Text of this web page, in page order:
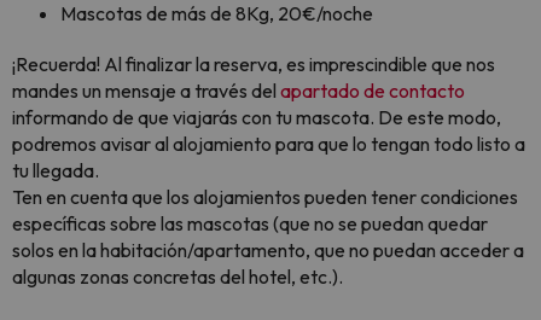
Mascotas de más de 8Kg, 20€/noche
¡Recuerda! Al finalizar la reserva, es imprescindible que nos
mandes un mensaje a través del apartado de contacto
informando de que viajarás con tu mascota. De este modo,
podremos avisar al alojamiento para que lo tengan todo listo a
tu llegada.
Ten en cuenta que los alojamientos pueden tener condiciones
específicas sobre las mascotas (que no se puedan quedar
solos en la habitación/apartamento, que no puedan acceder a
algunas zonas concretas del hotel, etc.).